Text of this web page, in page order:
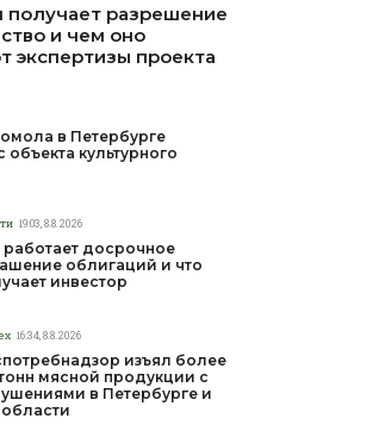
получает разрешение
и чем оно
экспертизы проекта
в Петербурге
объекта культурного
19:03, 8.8.2026
работает досрочное
облигаций и что
инвестор
16:34, 8.8.2026
изъял более
мясной продукции с
в Петербурге и